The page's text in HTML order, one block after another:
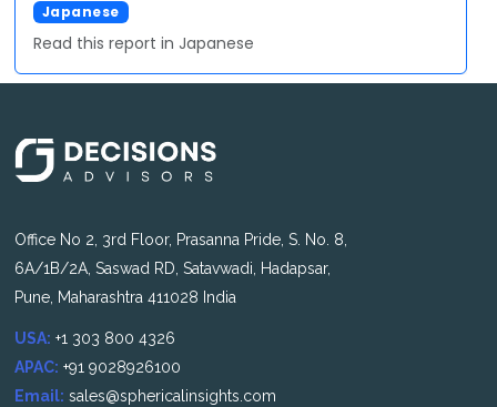
Japanese
Read this report in Japanese
Office No 2, 3rd Floor, Prasanna Pride, S. No. 8,
6A/1B/2A, Saswad RD, Satavwadi, Hadapsar,
Pune, Maharashtra 411028 India
USA: +1 303 800 4326
APAC: +91 9028926100
Email: sales@sphericalinsights.com